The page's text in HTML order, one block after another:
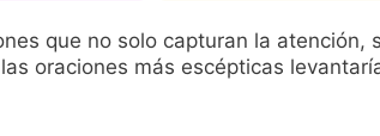
que no solo capturan la atención,
oraciones más escépticas